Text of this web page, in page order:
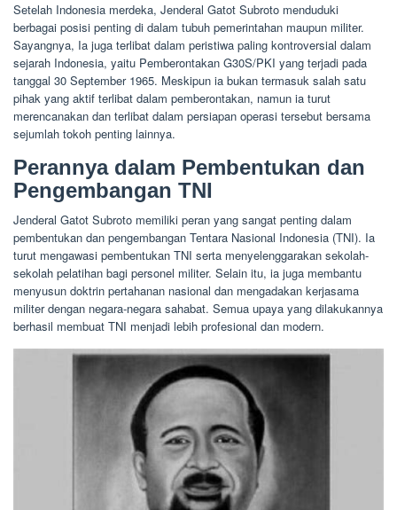
Setelah Indonesia merdeka, Jenderal Gatot Subroto menduduki
berbagai posisi penting di dalam tubuh pemerintahan maupun militer.
Sayangnya, Ia juga terlibat dalam peristiwa paling kontroversial dalam
sejarah Indonesia, yaitu Pemberontakan G30S/PKI yang terjadi pada
tanggal 30 September 1965. Meskipun ia bukan termasuk salah satu
pihak yang aktif terlibat dalam pemberontakan, namun ia turut
merencanakan dan terlibat dalam persiapan operasi tersebut bersama
sejumlah tokoh penting lainnya.
Perannya dalam Pembentukan dan
Pengembangan TNI
Jenderal Gatot Subroto memiliki peran yang sangat penting dalam
pembentukan dan pengembangan Tentara Nasional Indonesia (TNI). Ia
turut mengawasi pembentukan TNI serta menyelenggarakan sekolah-
sekolah pelatihan bagi personel militer. Selain itu, ia juga membantu
menyusun doktrin pertahanan nasional dan mengadakan kerjasama
militer dengan negara-negara sahabat. Semua upaya yang dilakukannya
berhasil membuat TNI menjadi lebih profesional dan modern.